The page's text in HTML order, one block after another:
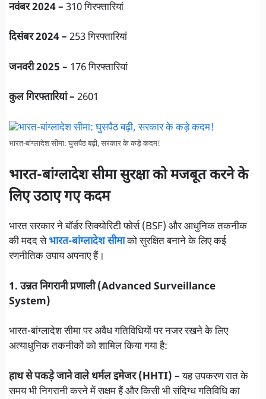
नवंबर 2024 – 310 गिरफ्तारियां
दिसंबर 2024 – 253 गिरफ्तारियां
जनवरी 2025 – 176 गिरफ्तारियां
कुल गिरफ्तारियां – 2601
भारत-बांग्लादेश सीमा: घुसपैठ बढ़ी, सरकार के कड़े कदम!
भारत-बांग्लादेश सीमा सुरक्षा को मजबूत करने के
लिए उठाए गए कदम
भारत सरकार ने बॉर्डर सिक्योरिटी फोर्स (BSF) और आधुनिक तकनीक
की मदद सेभारत-बांग्लादेश सीमाको सुरक्षित बनाने के लिए कई
रणनीतिक उपाय अपनाए हैं।
1. उन्नत निगरानी प्रणाली (Advanced Surveillance
System)
भारत-बांग्लादेश सीमा पर अवैध गतिविधियों पर नजर रखने के लिए
अत्याधुनिक तकनीकों को शामिल किया गया है:
हाथ से पकड़े जाने वाले थर्मल इमेजर (HHTI) –यह उपकरण रात के
समय भी निगरानी करने में सक्षम हैं और किसी भी संदिग्ध गतिविधि का